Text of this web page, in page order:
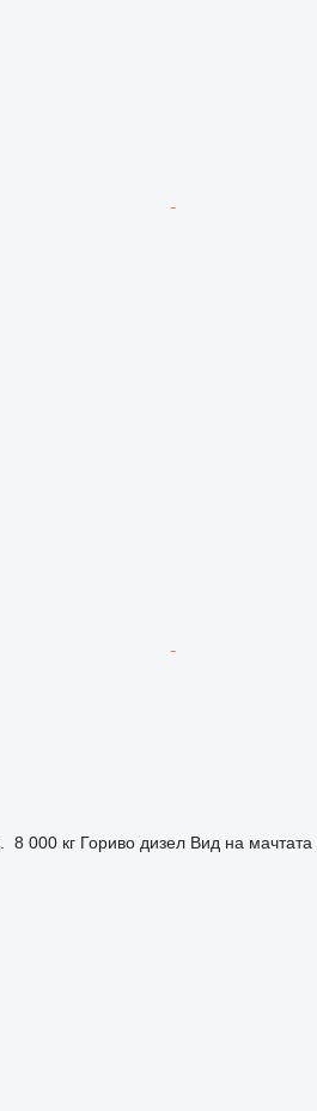
8 000 кг Гориво дизел Вид на мачтата